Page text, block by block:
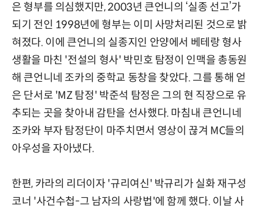
은 형부를 의심했지만, 2003년 큰언니의 ‘실종 선고’가
되기 전인 1998년에 형부는 이미 사망처리된 것으로 밝
혀졌다. 이에 큰언니의 실종지인 안양에서 베테랑 형사
생활을 마친 '전설의 형사' 박민호 탐정이 인맥을 총동원
해 큰언니네 조카의 중학교 동창을 찾았다. 그를 통해 얻
은 단서로 'MZ 탐정' 박준석 탐정은 그의 현 직장으로 유
추되는 곳을 찾아내 감탄을 선사했다. 마침내 큰언니네
조카와 부자 탐정단이 마주치면서 영상이 끊겨 MC들의
아우성을 자아냈다.
한편, 카라의 리더이자 '규리여신' 박규리가 실화 재구성
코너 '사건수첩-그 남자의 사랑법'에 함께 했다. 이날 사